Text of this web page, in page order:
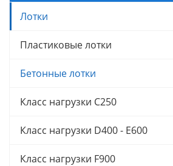
Лотки
Пластиковые лотки
Бетонные лотки
Класс нагрузки C250
Класс нагрузки D400 - E600
Класс нагрузки F900